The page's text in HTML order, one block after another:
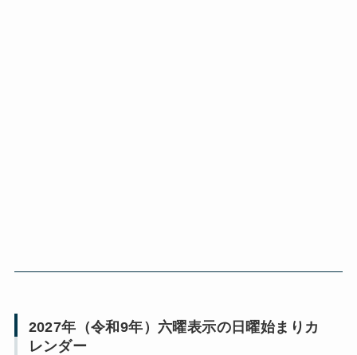
2027年（令和9年）六曜表示の日曜始まりカ
レンダー